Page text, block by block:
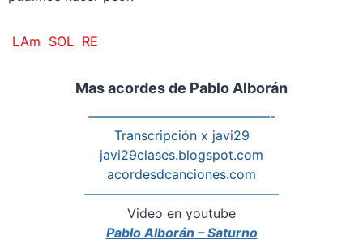
LAm SOL RE
Mas acordes de Pablo Alborán
——————————————-
Transcripción x javi29
javi29clases.blogspot.com
acordesdcanciones.com
———————————————
Video en youtube
Pablo Alborán – Saturno